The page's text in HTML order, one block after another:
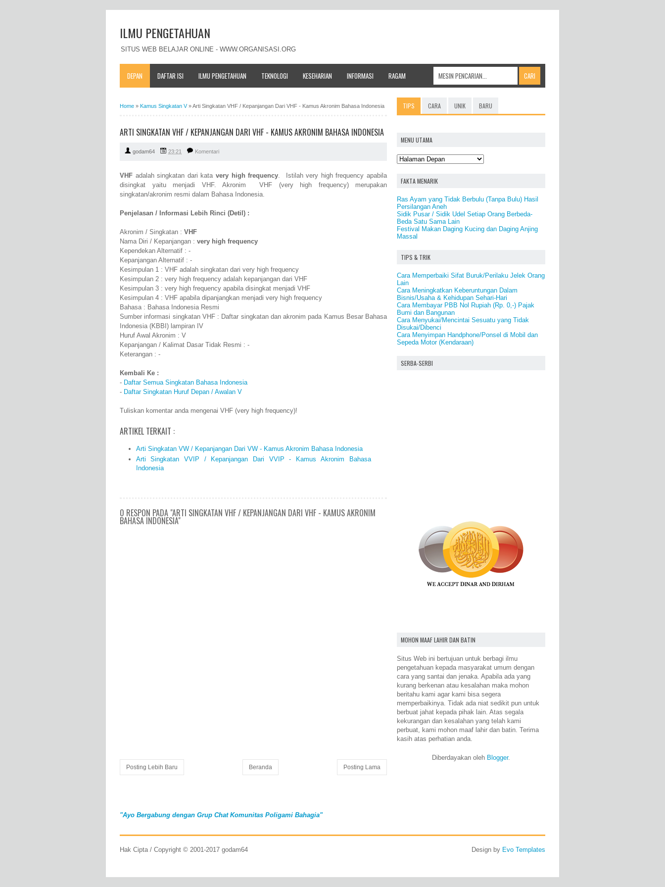
ILMU PENGETAHUAN
SITUS WEB BELAJAR ONLINE - WWW.ORGANISASI.ORG
DEPAN DAFTAR ISI ILMU PENGETAHUAN TEKNOLOGI KESEHARIAN INFORMASI RAGAM
Home » Kamus Singkatan V»Arti Singkatan VHF / Kepanjangan Dari VHF - Kamus Akronim Bahasa Indonesia
ARTI SINGKATAN VHF / KEPANJANGAN DARI VHF - KAMUS AKRONIM BAHASA INDONESIA
godam64 23:21 Komentari
VHF adalah singkatan dari katavery high frequency. Istilah very high frequency apabila
disingkat yaitu menjadi VHF. Akronim VHF (very high frequency) merupakan
singkatan/akronim resmi dalam Bahasa Indonesia.
Penjelasan / Informasi Lebih Rinci (Detil) :
Akronim / Singkatan : VHF
Nama Diri / Kepanjangan : very high frequency
Kependekan Alternatif : -
Kepanjangan Alternatif : -
Kesimpulan 1 : VHF adalah singkatan dari very high frequency
Kesimpulan 2 : very high frequency adalah kepanjangan dari VHF
Kesimpulan 3 : very high frequency apabila disingkat menjadi VHF
Kesimpulan 4 : VHF apabila dipanjangkan menjadi very high frequency
Bahasa : Bahasa Indonesia Resmi
Sumber informasi singkatan VHF : Daftar singkatan dan akronim pada Kamus Besar Bahasa
Indonesia (KBBI) lampiran IV
Huruf Awal Akronim : V
Kepanjangan / Kalimat Dasar Tidak Resmi : -
Keterangan : -
Kembali Ke :
- Daftar Semua Singkatan Bahasa Indonesia
- Daftar Singkatan Huruf Depan / Awalan V
Tuliskan komentar anda mengenai VHF (very high frequency)!
ARTIKEL TERKAIT :
Arti Singkatan VW / Kepanjangan Dari VW - Kamus Akronim Bahasa Indonesia
Arti Singkatan VVIP / Kepanjangan Dari VVIP - Kamus Akronim Bahasa
Indonesia
0 RESPON PADA "ARTI SINGKATAN VHF / KEPANJANGAN DARI VHF - KAMUS AKRONIM
BAHASA INDONESIA"
Posting Lebih Baru Posting Lama
Beranda
"Ayo Bergabung dengan Grup Chat Komunitas Poligami Bahagia"
TIPS CARA UNIK BARU
MENU UTAMA
FAKTA MENARIK
Ras Ayam yang Tidak Berbulu (Tanpa Bulu) Hasil
Persilangan Aneh
Sidik Pusar / Sidik Udel Setiap Orang Berbeda-
Beda Satu Sama Lain
Festival Makan Daging Kucing dan Daging Anjing
Massal
TIPS & TRIK
Cara Memperbaiki Sifat Buruk/Perilaku Jelek Orang
Lain
Cara Meningkatkan Keberuntungan Dalam
Bisnis/Usaha & Kehidupan Sehari-Hari
Cara Membayar PBB Nol Rupiah (Rp. 0,-) Pajak
Bumi dan Bangunan
Cara Menyukai/Mencintai Sesuatu yang Tidak
Disukai/Dibenci
Cara Menyimpan Handphone/Ponsel di Mobil dan
Sepeda Motor (Kendaraan)
SERBA-SERBI
MOHON MAAF LAHIR DAN BATIN
Situs Web ini bertujuan untuk berbagi ilmu
pengetahuan kepada masyarakat umum dengan
cara yang santai dan jenaka. Apabila ada yang
kurang berkenan atau kesalahan maka mohon
beritahu kami agar kami bisa segera
memperbaikinya. Tidak ada niat sedikit pun untuk
berbuat jahat kepada pihak lain. Atas segala
kekurangan dan kesalahan yang telah kami
perbuat, kami mohon maaf lahir dan batin. Terima
kasih atas perhatian anda.
Diberdayakan oleh Blogger.
Hak Cipta / Copyright © 2001-2017 godam64 Design by Evo Templates